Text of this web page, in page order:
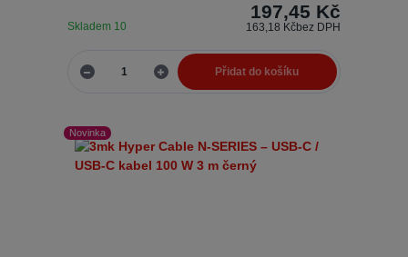
197,45 Kč
163,18 Kčbez DPH
Skladem 10
Přidat do košíku
Novinka